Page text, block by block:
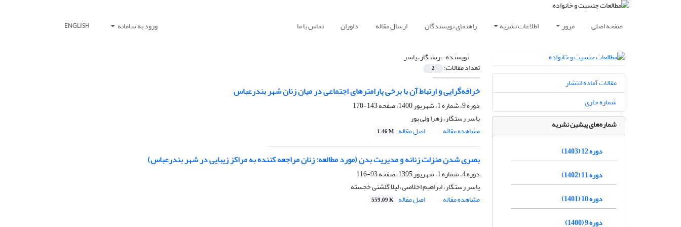
صفحه اصلی مرور اطلاعات نشریه راهنمای نویسندگان ارسال مقاله داوران تماس با ما ورود به سامانه ENGLISH
نویسنده =رستگار، یاسر
تعداد مقالات: 2
خرافه‌گرایی و ارتباط آن با برخی پارامترهای اجتماعی در میان زنان شهر بندرعباس
دوره 9، شماره 1، شهریور 1400، صفحه
143-170
یاسر رستگار، زهرا ولی پور
مشاهده مقاله
اصل مقاله 1.46 M
بصری شدن منزلت زنانه و مدیریت بدن (مورد مطالعه: زنان مراجعه کننده به مراکز زیبایی در شهر بندرعباس)
دوره 4، شماره 1، شهریور 1395، صفحه
93-116
یاسر رستگار، ابراهیم اخلاصی، لیلا گلشنی خجسته
مشاهده مقاله
اصل مقاله 559.09 K
مقالات آماده انتشار
شماره جاری
شماره‌های پیشین نشریه
دوره 12 (1403)
دوره 11 (1402)
دوره 10 (1401)
دوره 9 (1400)